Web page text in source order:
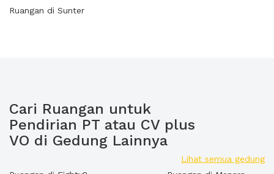
Ruangan di Sunter
Cari Ruangan untuk
Pendirian PT atau CV plus
VO di Gedung Lainnya
Lihat semua gedung